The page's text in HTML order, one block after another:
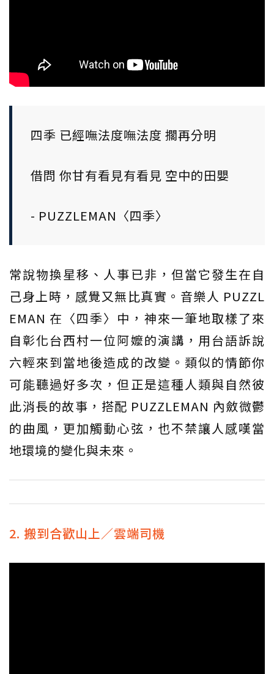
四季 已經嘸法度嘸法度 擱再分明
借問 你甘有看見有看見 空中的田嬰
- PUZZLEMAN〈四季〉
常說物換星移、人事已非，但當它發生在自
己身上時，感覺又無比真實。音樂人 PUZZL
EMAN 在〈四季〉中，神來一筆地取樣了來
自彰化台西村一位阿嬤的演講，用台語訴說
六輕來到當地後造成的改變。類似的情節你
可能聽過好多次，但正是這種人類與自然彼
此消長的故事，搭配 PUZZLEMAN 內斂微鬱
的曲風，更加觸動心弦，也不禁讓人感嘆當
地環境的變化與未來。
2. 搬到合歡山上／雲端司機